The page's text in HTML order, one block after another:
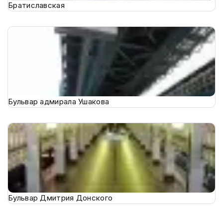
Братиславская
Бульвар адмирала Ушакова
Бульвар Дмитрия Донского